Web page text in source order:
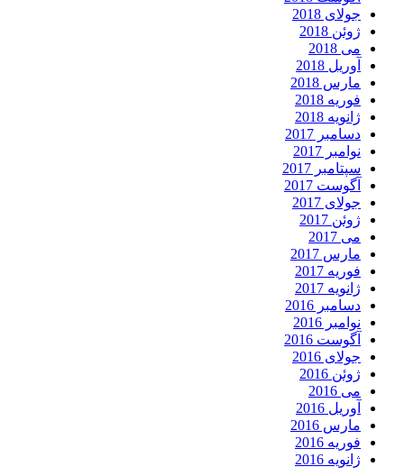
جولای 2018
ژوئن 2018
می 2018
آوریل 2018
مارس 2018
فوریه 2018
ژانویه 2018
دسامبر 2017
نوامبر 2017
سپتامبر 2017
آگوست 2017
جولای 2017
ژوئن 2017
می 2017
مارس 2017
فوریه 2017
ژانویه 2017
دسامبر 2016
نوامبر 2016
آگوست 2016
جولای 2016
ژوئن 2016
می 2016
آوریل 2016
مارس 2016
فوریه 2016
ژانویه 2016